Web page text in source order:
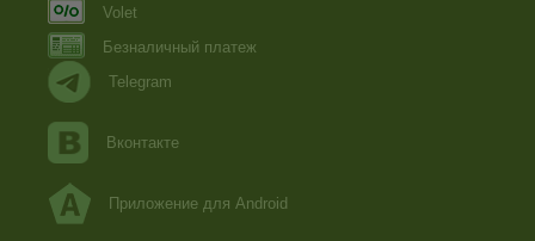
Volet
Безналичный платеж
Telegram
Вконтакте
Приложение для Android